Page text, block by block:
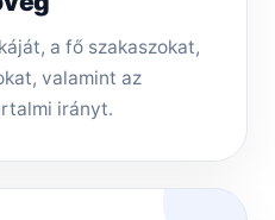
a fő szakaszokat,
valamint az
irányt.